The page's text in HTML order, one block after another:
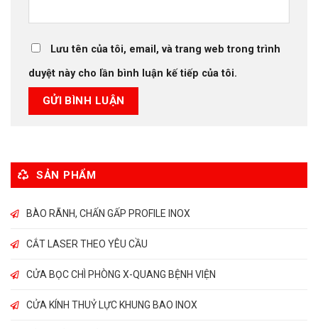
Lưu tên của tôi, email, và trang web trong trình
duyệt này cho lần bình luận kế tiếp của tôi.
SẢN PHẨM
BÀO RÃNH, CHẤN GẤP PROFILE INOX
CẮT LASER THEO YÊU CẦU
CỬA BỌC CHÌ PHÒNG X-QUANG BỆNH VIỆN
CỬA KÍNH THUỶ LỰC KHUNG BAO INOX